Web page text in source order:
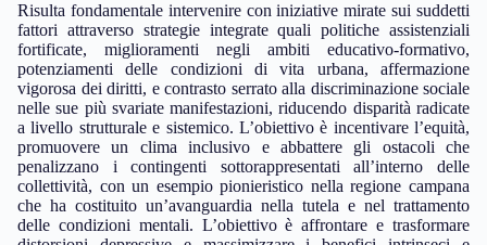
Risulta fondamentale intervenire con iniziative mirate sui suddetti
fattori attraverso strategie integrate quali politiche assistenziali
fortificate, miglioramenti negli ambiti educativo-formativo,
potenziamenti delle condizioni di vita urbana, affermazione
vigorosa dei diritti, e contrasto serrato alla discriminazione sociale
nelle sue più svariate manifestazioni, riducendo disparità radicate
a livello strutturale e sistemico. L’obiettivo è incentivare l’equità,
promuovere un clima inclusivo e abbattere gli ostacoli che
penalizzano i contingenti sottorappresentati all’interno delle
collettività, con un esempio pionieristico nella regione campana
che ha costituito un’avanguardia nella tutela e nel trattamento
delle condizioni mentali. L’obiettivo è affrontare e trasformare